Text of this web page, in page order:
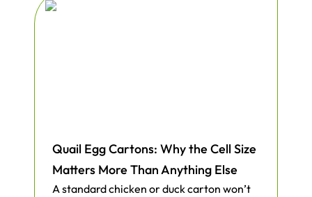
Quail Egg Cartons: Why the Cell Size
Matters More Than Anything Else
A standard chicken or duck carton won’t